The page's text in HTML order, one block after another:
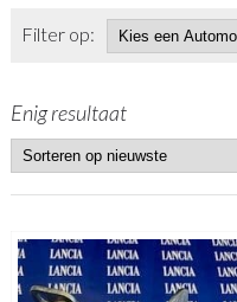
Filter op:
Enig resultaat